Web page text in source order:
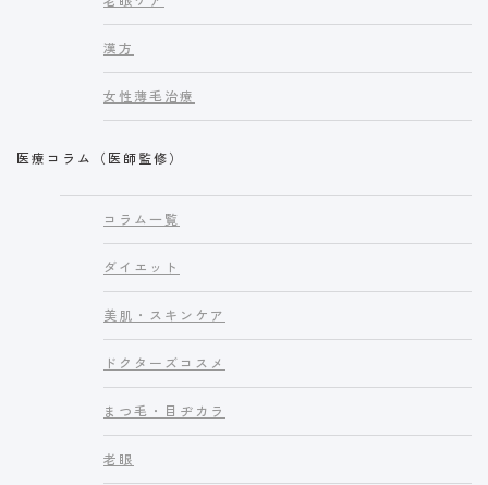
漢方
女性薄毛治療
医療コラム（医師監修）
コラム一覧
ダイエット
美肌・スキンケア
ドクターズコスメ
まつ毛・目ヂカラ
老眼